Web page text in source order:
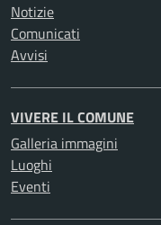
Notizie
Comunicati
Avvisi
VIVERE IL COMUNE
Galleria immagini
Luoghi
Eventi